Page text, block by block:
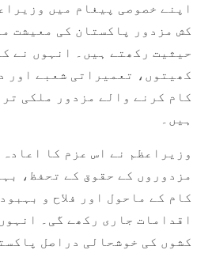
اپنے خصوصی پیغام میں
کش مزدور پاکستان کی معیشت
حیثیت رکھتے ہیں۔ انہوں نے
کھیتوں، تعمیراتی شعبے اور
کام کرنے والے مزدور ملکی
ہیں۔
وزیراعظم نے اس عزم کا
مزدوروں کے حقوق کے تحفظ،
کام کے ماحول اور فلاح و
اقدامات جاری رکھے گی۔
کشوں کی خوشحالی دراصل